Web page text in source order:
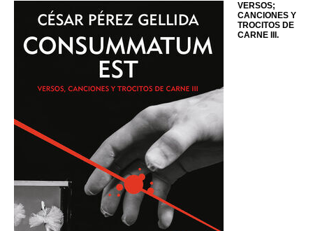
VERSOS;
CANCIONES Y
TROCITOS DE
CARNE III.